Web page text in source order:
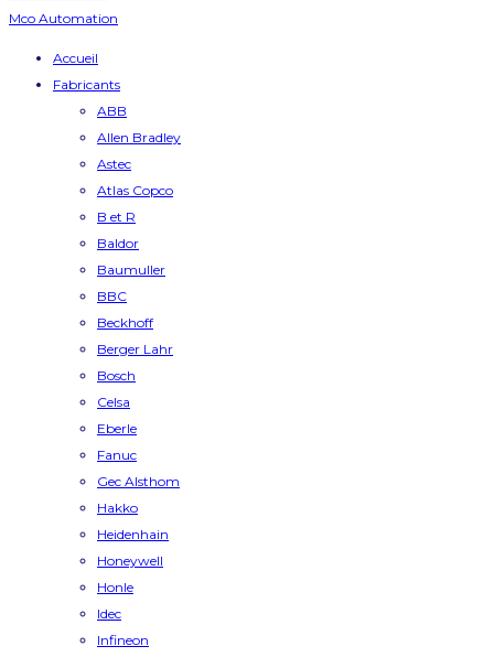
Mco Automation
Accueil
Fabricants
ABB
Allen Bradley
Astec
Atlas Copco
B et R
Baldor
Baumuller
BBC
Beckhoff
Berger Lahr
Bosch
Celsa
Eberle
Fanuc
Gec Alsthom
Hakko
Heidenhain
Honeywell
Honle
Idec
Infineon